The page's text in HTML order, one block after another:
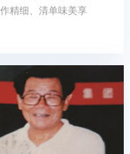
精细、清单味美享
的潮菜重要组成部